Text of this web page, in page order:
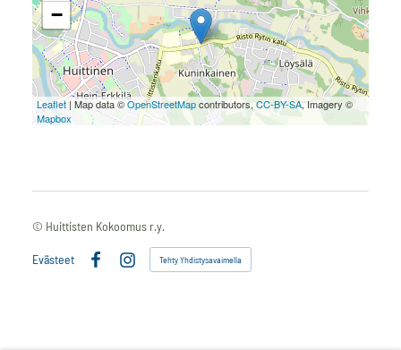
−
Leaflet| Map data ©OpenStreetMapcontributors, CC-BY-SA, Imagery ©
Mapbox
© Huittisten Kokoomus r.y.
Evästeet
Instagram
Tehty Yhdistysavaimella